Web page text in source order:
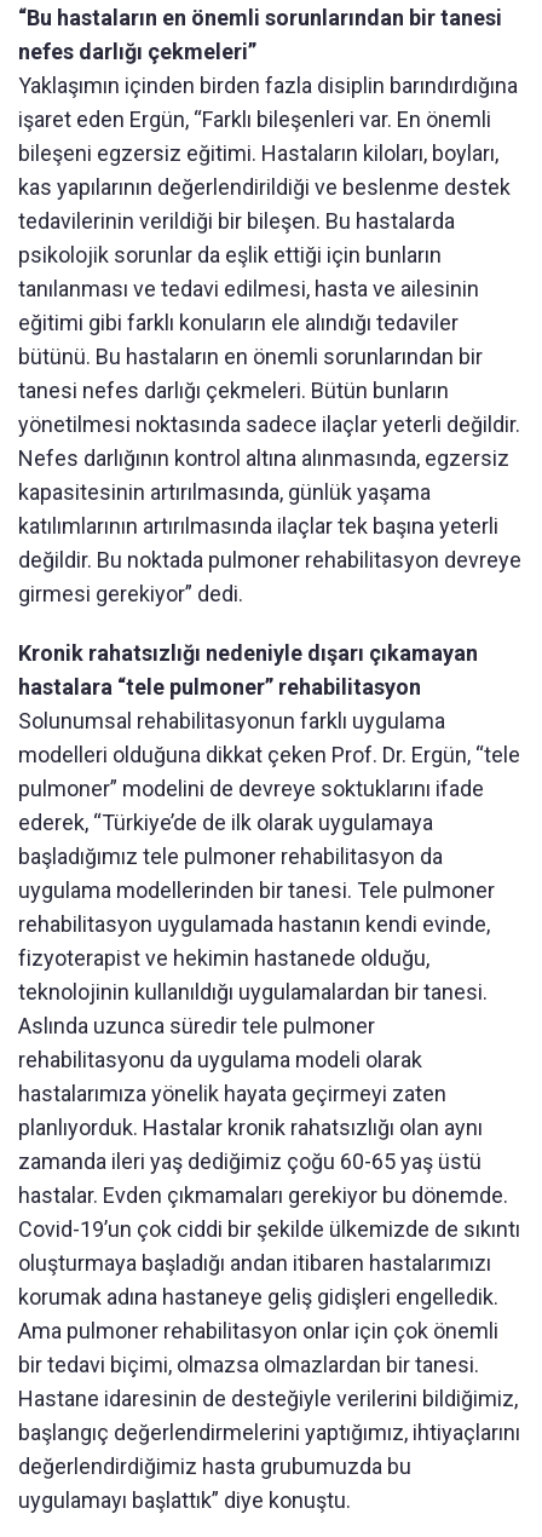
“Bu hastaların en önemli sorunlarından bir tanesi
nefes darlığı çekmeleri”
Yaklaşımın içinden birden fazla disiplin barındırdığına
işaret eden Ergün, “Farklı bileşenleri var. En önemli
bileşeni egzersiz eğitimi. Hastaların kiloları, boyları,
kas yapılarının değerlendirildiği ve beslenme destek
tedavilerinin verildiği bir bileşen. Bu hastalarda
psikolojik sorunlar da eşlik ettiği için bunların
tanılanması ve tedavi edilmesi, hasta ve ailesinin
eğitimi gibi farklı konuların ele alındığı tedaviler
bütünü. Bu hastaların en önemli sorunlarından bir
tanesi nefes darlığı çekmeleri. Bütün bunların
yönetilmesi noktasında sadece ilaçlar yeterli değildir.
Nefes darlığının kontrol altına alınmasında, egzersiz
kapasitesinin artırılmasında, günlük yaşama
katılımlarının artırılmasında ilaçlar tek başına yeterli
değildir. Bu noktada pulmoner rehabilitasyon devreye
girmesi gerekiyor” dedi.
Kronik rahatsızlığı nedeniyle dışarı çıkamayan
hastalara “tele pulmoner” rehabilitasyon
Solunumsal rehabilitasyonun farklı uygulama
modelleri olduğuna dikkat çeken Prof. Dr. Ergün, “tele
pulmoner” modelini de devreye soktuklarını ifade
ederek, “Türkiye’de de ilk olarak uygulamaya
başladığımız tele pulmoner rehabilitasyon da
uygulama modellerinden bir tanesi. Tele pulmoner
rehabilitasyon uygulamada hastanın kendi evinde,
fizyoterapist ve hekimin hastanede olduğu,
teknolojinin kullanıldığı uygulamalardan bir tanesi.
Aslında uzunca süredir tele pulmoner
rehabilitasyonu da uygulama modeli olarak
hastalarımıza yönelik hayata geçirmeyi zaten
planlıyorduk. Hastalar kronik rahatsızlığı olan aynı
zamanda ileri yaş dediğimiz çoğu 60-65 yaş üstü
hastalar. Evden çıkmamaları gerekiyor bu dönemde.
Covid-19’un çok ciddi bir şekilde ülkemizde de sıkıntı
oluşturmaya başladığı andan itibaren hastalarımızı
korumak adına hastaneye geliş gidişleri engelledik.
Ama pulmoner rehabilitasyon onlar için çok önemli
bir tedavi biçimi, olmazsa olmazlardan bir tanesi.
Hastane idaresinin de desteğiyle verilerini bildiğimiz,
başlangıç değerlendirmelerini yaptığımız, ihtiyaçlarını
değerlendirdiğimiz hasta grubumuzda bu
uygulamayı başlattık” diye konuştu.